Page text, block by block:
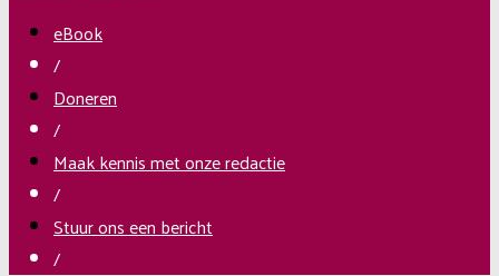
eBook
/
Doneren
/
Maak kennis met onze redactie
/
Stuur ons een bericht
/